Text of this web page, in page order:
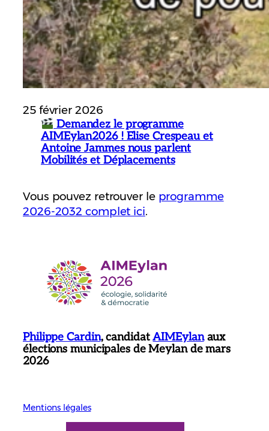
25 février 2026
Demandez le programme
AIMEylan2026 ! Elise Crespeau et
Antoine Jammes nous parlent
Mobilités et Déplacements
Vous pouvez retrouver le programme
2026-2032 complet ici.
Philippe Cardin, candidatAIMEylanaux
élections municipales de Meylan de mars
2026
Mentions légales